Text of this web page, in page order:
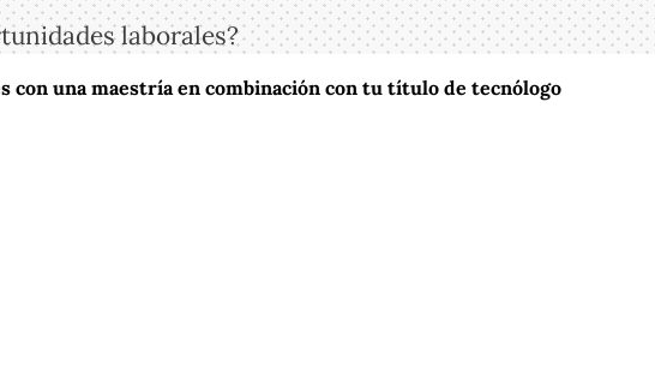
laborales?
con una maestría en combinación con tu título de tecnólogo